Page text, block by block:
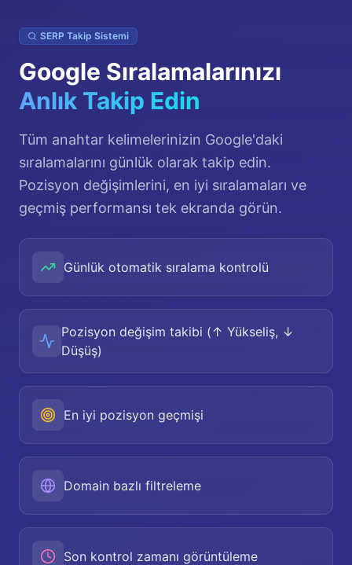
SERP Takip Sistemi
Google Sıralamalarınızı
Anlık Takip Edin
Tüm anahtar kelimelerinizin Google'daki
sıralamalarını günlük olarak takip edin.
Pozisyon değişimlerini, en iyi sıralamaları ve
geçmiş performansı tek ekranda görün.
Günlük otomatik sıralama kontrolü
Pozisyon değişim takibi (↑ Yükseliş, ↓
Düşüş)
En iyi pozisyon geçmişi
Domain bazlı filtreleme
Son kontrol zamanı görüntüleme